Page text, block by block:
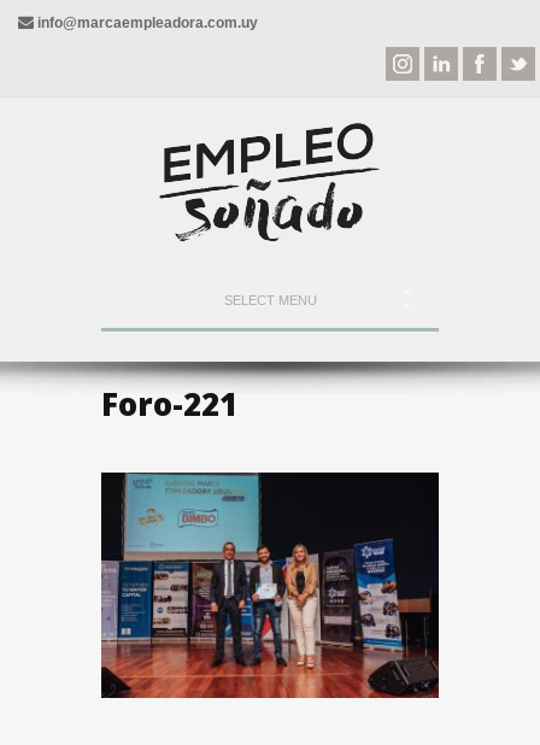
info@marcaempleadora.com.uy
SELECT MENU
Foro-221